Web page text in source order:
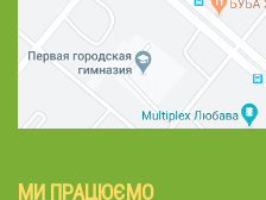
МИ ПРАЦЮЄМО